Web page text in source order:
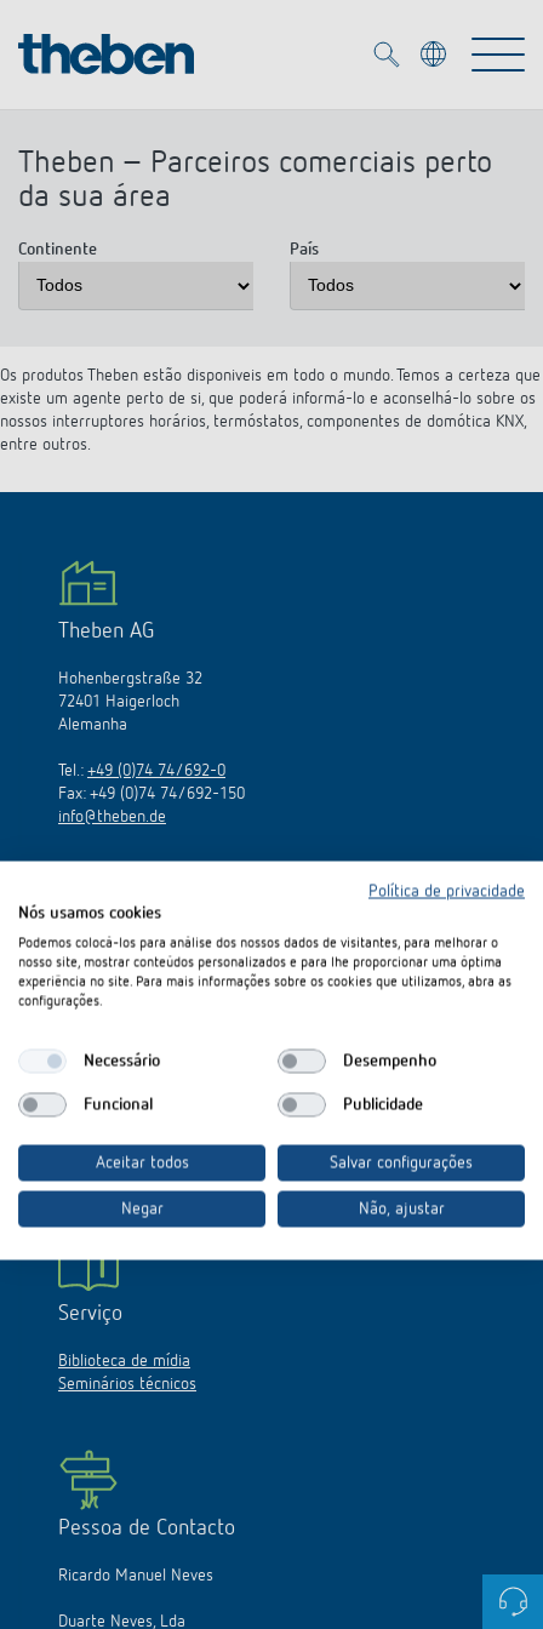
Produtos
KNX
DALI
Controlo da hora e da luz
Acessórios
Serviço
Biblioteca de mídia
Seminários técnicos
Sistema de casa inteligente LUXORliving
Projetores de LED
Comutação e regulação de LEDs
Medição inteligente
Referências
Empresa
Informações atuais
Cooperacoes
Ambiente
Contacto
Linha direta
Consulta
Como chegar
Distribuicao global
Pesquisador de produtos
Biblioteca de mídia
Smart Metering
Theben – Parceiros comerciais perto
da sua área
Continente País
Os produtos Theben estão disponiveis em todo o mundo. Temos a certeza que
existe um agente perto de si, que poderá informá-lo e aconselhá-lo sobre os
nossos interruptores horários, termóstatos, componentes de domótica KNX,
entre outros.
Theben AG
Hohenbergstraße 32
72401 Haigerloch
Alemanha
Tel.: +49 (0)74 74/692-0
Fax: +49 (0)74 74/692-150
info@theben.de
Linha direta
De segunda a sexta-feira: das 9:00 às 13:00 e das 14:00 às
telemóvel 969 038 786
mario@duarteneves.pt
Serviço
Biblioteca de mídia
Seminários técnicos
Pessoa de Contacto
Ricardo Manuel Neves
Duarte Neves, Lda
Política de privacidade
Nós usamos cookies
Podemos colocá-los para análise dos nossos dados de visitantes, para melhorar o
nosso site, mostrar conteúdos personalizados e para lhe proporcionar uma óptima
experiência no site. Para mais informações sobre os cookies que utilizamos, abra as
configurações.
Necessário Desempenho
Funcional Publicidade
Aceitar todos Salvar configurações
Negar Não, ajustar